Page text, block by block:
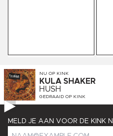
NU OP KINK
KULA SHAKER
HUSH
GEDRAAID OP KINK
MELD JE AAN VOOR DE KINK